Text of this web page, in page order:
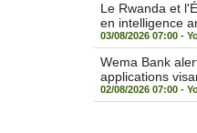
Le Rwanda et
en intelligence
03/08/2026 07:00 -
Wema Bank
applications
02/08/2026 07:00 -